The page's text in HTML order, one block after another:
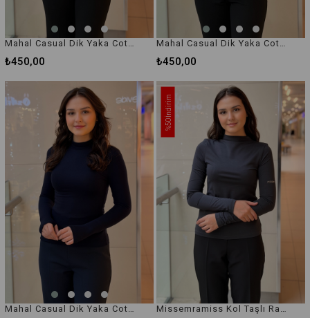
₺450,00 ₺450,00
Mahal Casual Dik Yaka Cotton İçlik Body Missemramiss Kol Taşlı Rayon İçlik Body
%50
İndirim